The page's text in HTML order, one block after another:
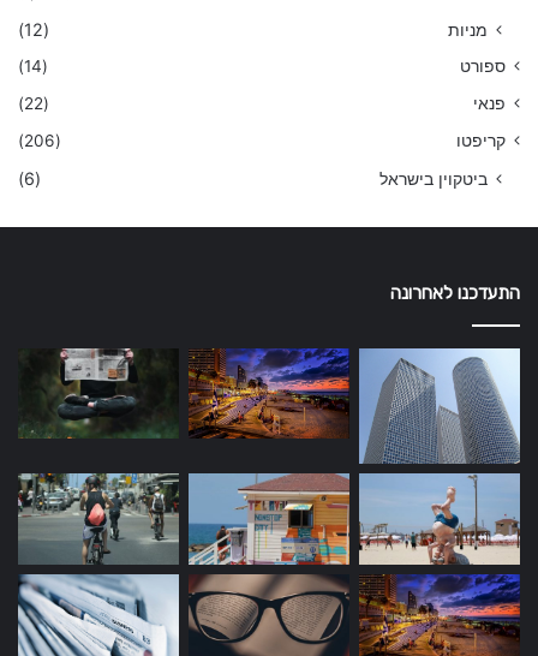
מניות (12)
ספורט
(14)
פנאי
(22)
קריפטו
(206)
ביטקוין בישראל (6)
התעדכנו לאחרונה